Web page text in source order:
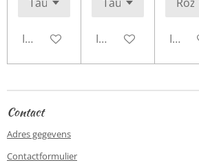
In winkelwagenIn winkelwagenIn
Contact
Adres gegevens
Contactformulier